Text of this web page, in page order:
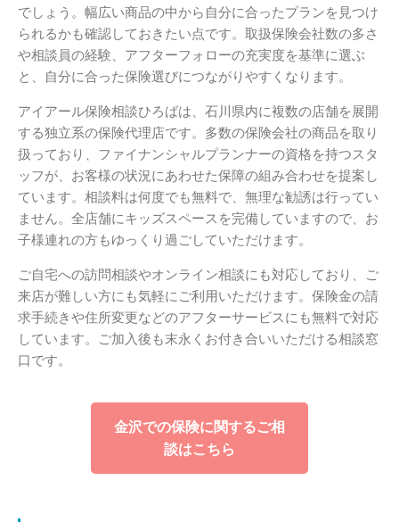
でしょう。幅広い商品の中から自分に合ったプランを見つけ
られるかも確認しておきたい点です。取扱保険会社数の多さ
や相談員の経験、アフターフォローの充実度を基準に選ぶ
と、自分に合った保険選びにつながりやすくなります。
アイアール保険相談ひろばは、石川県内に複数の店舗を展開
する独立系の保険代理店です。多数の保険会社の商品を取り
扱っており、ファイナンシャルプランナーの資格を持つスタ
ッフが、お客様の状況にあわせた保障の組み合わせを提案し
ています。相談料は何度でも無料で、無理な勧誘は行ってい
ません。全店舗にキッズスペースを完備していますので、お
子様連れの方もゆっくり過ごしていただけます。
ご自宅への訪問相談やオンライン相談にも対応しており、ご
来店が難しい方にも気軽にご利用いただけます。保険金の請
求手続きや住所変更などのアフターサービスにも無料で対応
しています。ご加入後も末永くお付き合いいただける相談窓
口です。
金沢での保険に関するご相
談はこちら